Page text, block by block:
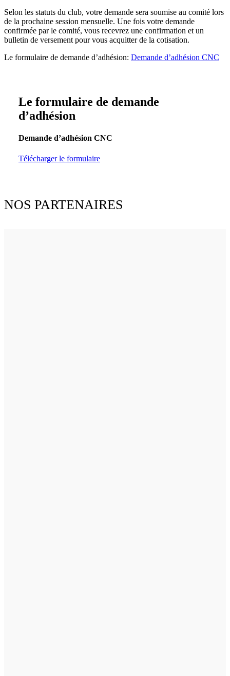
Selon les statuts du club, votre demande sera soumise au comité lors
de la prochaine session mensuelle. Une fois votre demande
confirmée par le comité, vous recevrez une confirmation et un
bulletin de versement pour vous acquitter de la cotisation.
Le formulaire de demande d’adhésion: Demande d’adhésion CNC
Le formulaire de demande
d’adhésion
Demande d’adhésion CNC
Télécharger le formulaire
NOS PARTENAIRES